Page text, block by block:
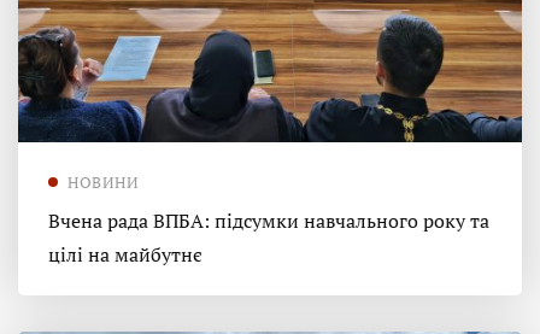
НОВИНИ
Вчена рада ВПБА: підсумки навчального року та
цілі на майбутнє